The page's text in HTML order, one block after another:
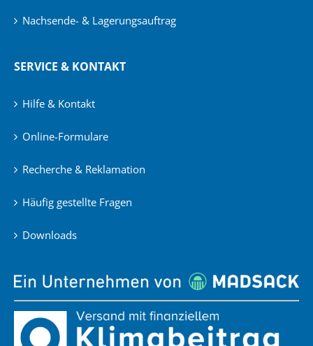
Nachsende- & Lagerungsauftrag
SERVICE & KONTAKT
Hilfe & Kontakt
Online-Formulare
Recherche & Reklamation
Häufig gestellte Fragen
Downloads